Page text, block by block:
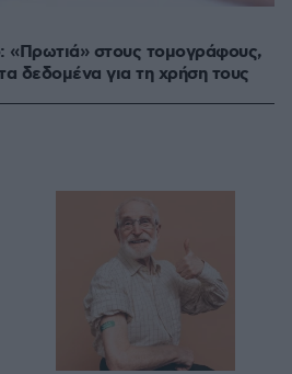
«Πρωτιά» στους τομογράφους,
δεδομένα για τη χρήση τους